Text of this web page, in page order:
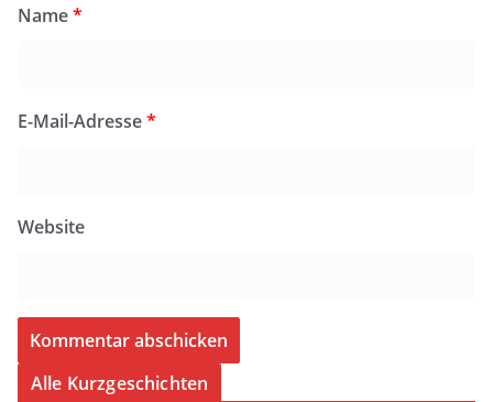
Name*
E-Mail-Adresse*
Website
Alle Kurzgeschichten